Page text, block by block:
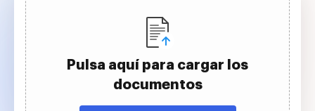
Pulsa aquí para cargar los
documentos